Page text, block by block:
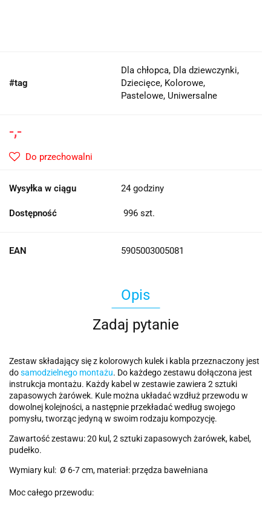
#tag
Dla chłopca, Dla dziewczynki,
Dziecięce, Kolorowe,
Pastelowe, Uniwersalne
-,-
Do przechowalni
Wysyłka w ciągu 24 godziny
Dostępność 996 szt.
EAN 5905003005081
Opis
Zadaj pytanie
Zestaw składający się z kolorowych kulek i kabla przeznaczony jest
dosamodzielnego montażu. Do każdego zestawu dołączona jest
instrukcja montażu. Każdy kabel w zestawie zawiera 2 sztuki
zapasowych żarówek. Kule można układać wzdłuż przewodu w
dowolnej kolejności, a następnie przekładać według swojego
pomysłu, tworząc jedyną w swoim rodzaju kompozycję.
Zawartość zestawu: 20 kul, 2 sztuki zapasowych żarówek, kabel,
pudełko.
Wymiary kul: Ø 6-7 cm, materiał: przędza bawełniana
Moc całego przewodu: